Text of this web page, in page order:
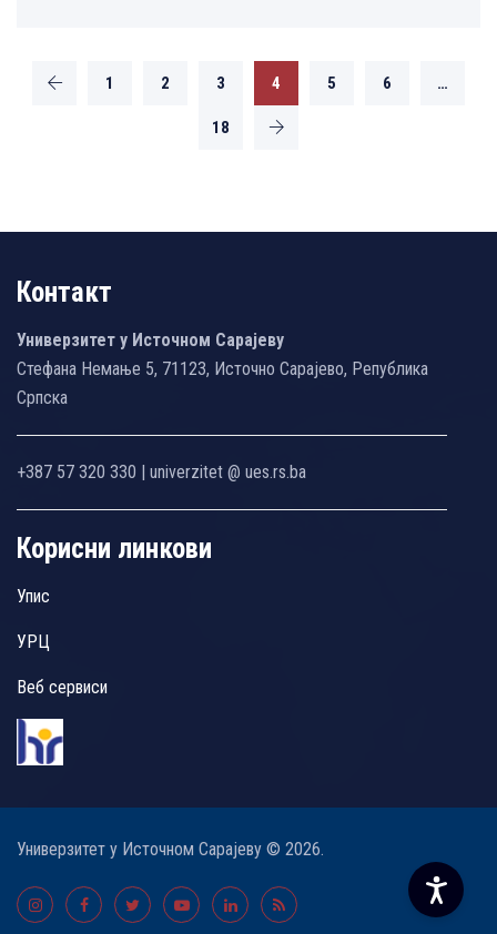
1 2 3 4 5 6 …
18
Контакт
Универзитет у Источном Сарајеву
Стефана Немање 5, 71123, Источно Сарајево, Република
Српска
+387 57 320 330 | univerzitet @ ues.rs.ba
Корисни линкови
Упис
УРЦ
Веб сервиси
Универзитет у Источном Сарајеву © 2026.